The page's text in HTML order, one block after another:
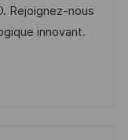
Rejoignez-nous
innovant.